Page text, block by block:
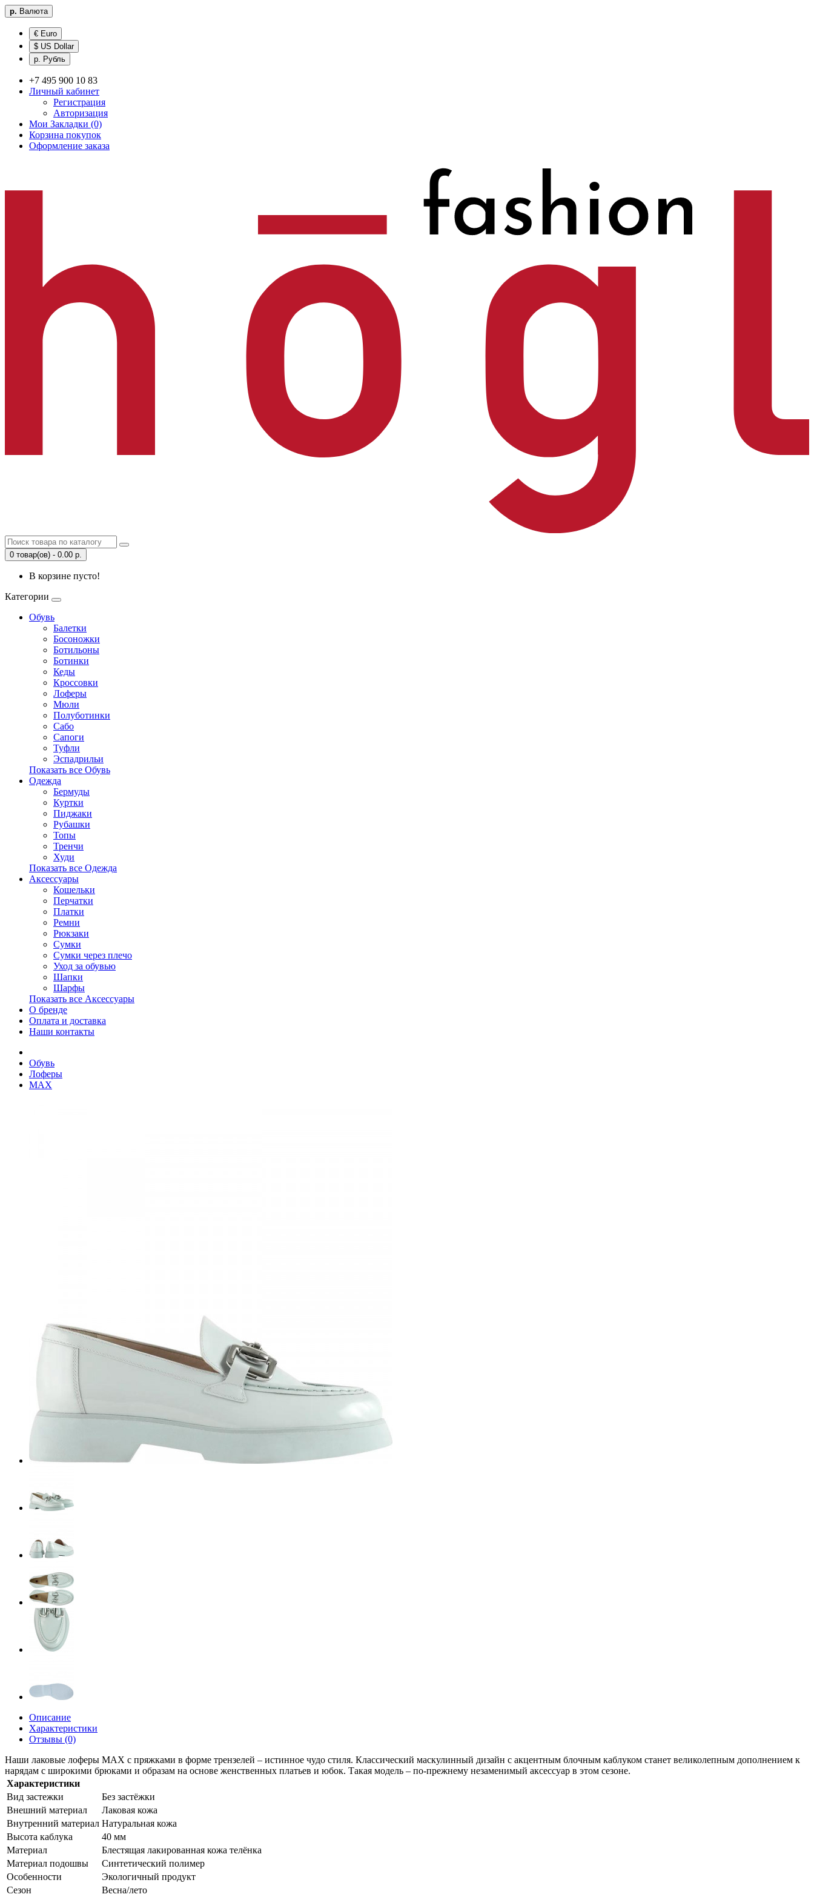
р. Валюта
€ Euro
$ US Dollar
р. Рубль
+7 495 900 10 83
Личный кабинет
Регистрация
Авторизация
Мои Закладки (0)
Корзина покупок
Оформление заказа
0 товар(ов) - 0.00 р.
В корзине пусто!
Категории
Обувь
Балетки
Босоножки
Ботильоны
Ботинки
Кеды
Кроссовки
Лоферы
Мюли
Полуботинки
Сабо
Сапоги
Туфли
Эспадрильи
Показать все Обувь
Одежда
Бермуды
Куртки
Пиджаки
Рубашки
Топы
Тренчи
Худи
Показать все Одежда
Аксессуары
Кошельки
Перчатки
Платки
Ремни
Рюкзаки
Сумки
Сумки через плечо
Уход за обувью
Шапки
Шарфы
Показать все Аксессуары
О бренде
Оплата и доставка
Наши контакты
Обувь
Лоферы
MAX
Описание
Характеристики
Отзывы (0)
Наши лаковые лоферы MAX с пряжками в форме трензелей – истинное чудо стиля. Классический маскулинный дизайн с акцентным блочным каблуком станет великолепным дополнением к
нарядам с широкими брюками и образам на основе женственных платьев и юбок. Такая модель – по-прежнему незаменимый аксессуар в этом сезоне.
Характеристики
Вид застежки
Без застёжки
Внешний материал
Лаковая кожа
Внутренний материал Натуральная кожа
Высота каблука
40 мм
Материал
Блестящая лакированная кожа телёнка
Материал подошвы
Синтетический полимер
Особенности
Экологичный продукт
Сезон
Весна/лето